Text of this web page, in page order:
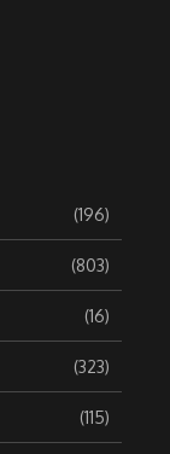
(196)
(803)
(16)
(323)
(115)